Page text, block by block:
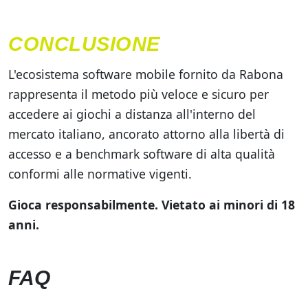
CONCLUSIONE
L'ecosistema software mobile fornito da Rabona
rappresenta il metodo più veloce e sicuro per
accedere ai giochi a distanza all'interno del
mercato italiano, ancorato attorno alla libertà di
accesso e a benchmark software di alta qualità
conformi alle normative vigenti.
Gioca responsabilmente. Vietato ai minori di 18
anni.
FAQ